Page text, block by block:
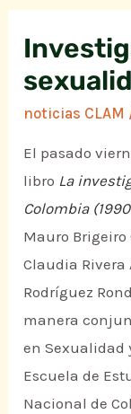
noticias CLAM
El pasado
libro La
Colombia
Mauro Brigeiro
Claudia
Rodríguez
manera
en Sexualidad
Escuela de
Nacional de